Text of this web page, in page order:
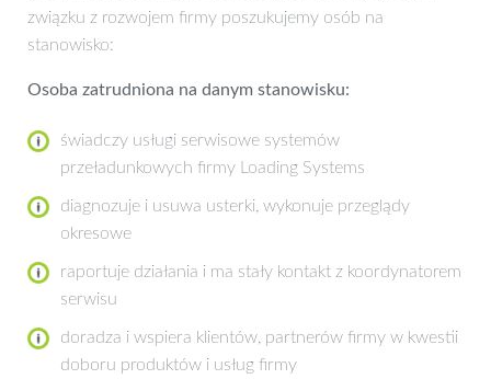
związku z rozwojem firmy poszukujemy osób na
stanowisko:
Osoba zatrudniona na danym stanowisku:
świadczy usługi serwisowe systemów
przeładunkowych firmy Loading Systems
diagnozuje i usuwa usterki, wykonuje przeglądy
okresowe
raportuje działania i ma stały kontakt z koordynatorem
serwisu
doradza i wspiera klientów, partnerów firmy w kwestii
doboru produktów i usług firmy